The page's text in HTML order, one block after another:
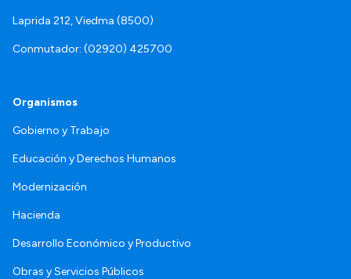
Laprida 212, Viedma (8500)
Conmutador: (02920) 425700
Organismos
Gobierno y Trabajo
Educación y Derechos Humanos
Modernización
Hacienda
Desarrollo Económico y Productivo
Obras y Servicios Públicos